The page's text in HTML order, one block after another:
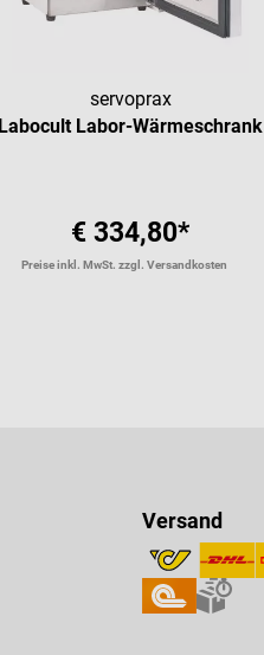
servoprax
Labocult Labor-Wärmeschrank
€ 334,80*
Preise inkl. MwSt. zzgl. Versandkosten
Versand